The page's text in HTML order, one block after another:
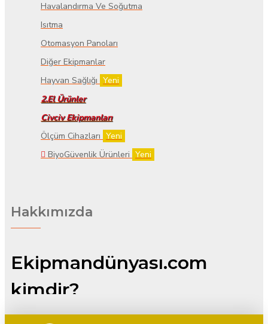
Havalandırma Ve Soğutma
Isıtma
Otomasyon Panoları
Diğer Ekipmanlar
Hayvan Sağlığı Yeni
2.El Ürünler
Civciv Ekipmanları
Ölçüm Cihazları Yeni
BiyoGüvenlik Ürünleri Yeni
Hakkımızda
Ekipmandünyası.com
kimdir?
Ekipman dünyası sektörel bazda ve sektörel olarak özel alt